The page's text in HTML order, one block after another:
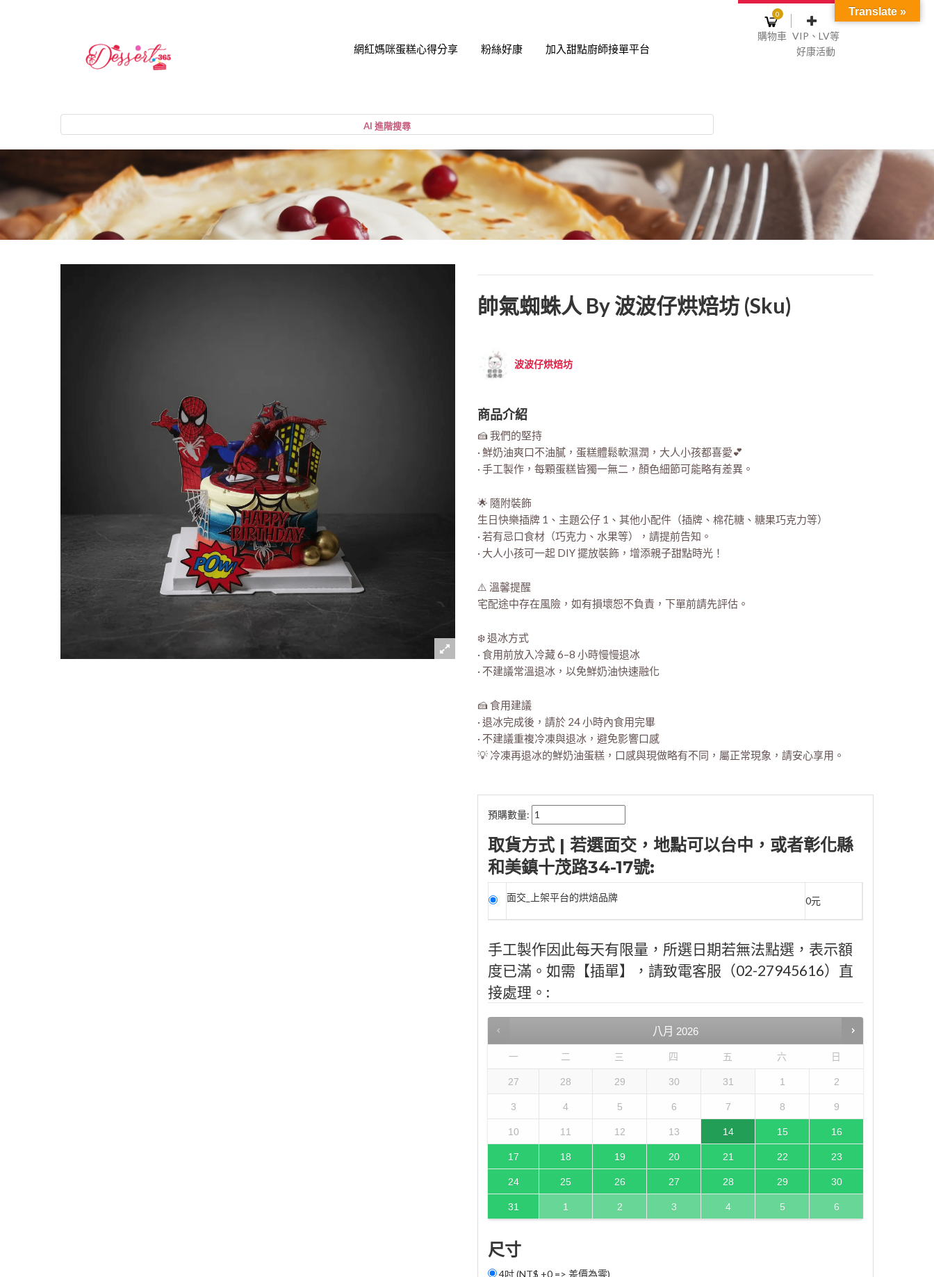
網紅媽咪蛋糕心得分享 粉絲好康 加入甜點廚師接單平台
0
購物車 VIP、LV等
好康活動
小計:NT$0
密碼
記住我
帥氣蜘蛛人 By 波波仔烘焙坊 (sku)
波波仔烘焙坊
商品介紹
🍰 我們的堅持
· 鮮奶油爽口不油膩，蛋糕體鬆軟濕潤，大人小孩都喜愛💕
· 手工製作，每顆蛋糕皆獨一無二，顏色細節可能略有差異。
🌟 隨附裝飾
生日快樂插牌 1、主題公仔 1、其他小配件（插牌、棉花糖、糖果巧克力等）
· 若有忌口食材（巧克力、水果等），請提前告知。
· 大人小孩可一起 DIY 擺放裝飾，增添親子甜點時光！
⚠️ 溫馨提醒
宅配途中存在風險，如有損壞恕不負責，下單前請先評估。
❄️ 退冰方式
· 食用前放入冷藏 6–8 小時慢慢退冰
· 不建議常溫退冰，以免鮮奶油快速融化
🍰 食用建議
· 退冰完成後，請於 24 小時內食用完畢
· 不建議重複冷凍與退冰，避免影響口感
💡 冷凍再退冰的鮮奶油蛋糕，口感與現做略有不同，屬正常現象，請安心享用。
預購數量:
取貨方式 | 若選面交，地點可以台中，或者彰化縣
和美鎮十茂路34-17號:
面交_上架平台的烘焙品牌 0元
手工製作因此每天有限量，所選日期若無法點選，表示額
度已滿。如需【插單】，請致電客服（02-27945616）直
接處理。:
八月 2026
一 二 三 四 五 六 日
27 28 29 30 31 1 2
3 4 5 6 7 8 9
10 11 12 13 14 15 16
17 18 19 20 21 22 23
24 25 26 27 28 29 30
31 1 2 3 4 5 6
尺寸
4吋 (NT$ +0 => 差價為零)
Translate »